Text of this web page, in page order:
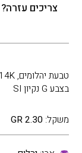
צריכים עזרה?
בצבע G נקיון SI
משקל: 2.30 GR